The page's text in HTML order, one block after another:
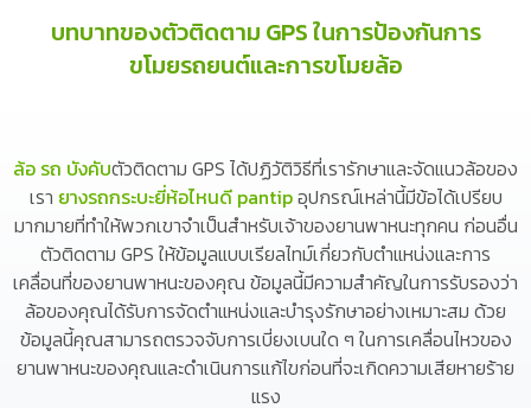
บทบาทของตัวติดตาม GPS ในการป้องกันการ
ขโมยรถยนต์และการขโมยล้อ
ล้อ รถ บังคับตัวติดตาม GPS ได้ปฏิวัติวิธีที่เรารักษาและจัดแนวล้อของ
เรา ยางรถกระบะยี่ห้อไหนดี pantipอุปกรณ์เหล่านี้มีข้อได้เปรียบ
มากมายที่ทำให้พวกเขาจำเป็นสำหรับเจ้าของยานพาหนะทุกคน ก่อนอื่น
ตัวติดตาม GPS ให้ข้อมูลแบบเรียลไทม์เกี่ยวกับตำแหน่งและการ
เคลื่อนที่ของยานพาหนะของคุณ ข้อมูลนี้มีความสำคัญในการรับรองว่า
ล้อของคุณได้รับการจัดตำแหน่งและบำรุงรักษาอย่างเหมาะสม ด้วย
ข้อมูลนี้คุณสามารถตรวจจับการเบี่ยงเบนใด ๆ ในการเคลื่อนไหวของ
ยานพาหนะของคุณและดำเนินการแก้ไขก่อนที่จะเกิดความเสียหายร้าย
แรง